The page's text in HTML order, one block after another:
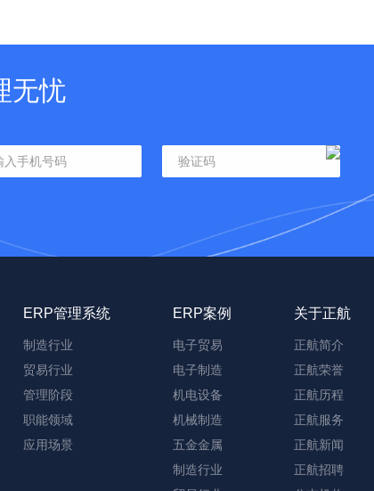
无忧
ERP管理系统
制造行业
贸易行业
管理阶段
职能领域
应用场景
ERP案例
电子贸易
电子制造
机电设备
机械制造
五金金属
制造行业
关于正航
正航简介
正航荣誉
正航历程
正航服务
正航新闻
正航招聘